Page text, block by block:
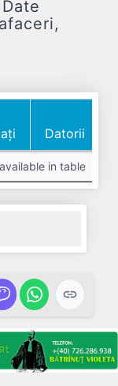
Datorii
Datorii
in table